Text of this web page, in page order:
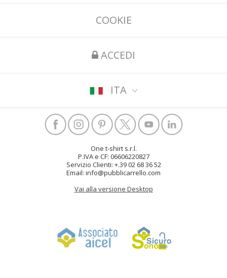
COOKIE
ACCEDI
ITA
One t-shirt s.r.l.
P.IVA e CF: 06606220827
Servizio Clienti: +.39 02 68 36 52
Email: info@pubblicarrello.com
Vai alla versione Desktop